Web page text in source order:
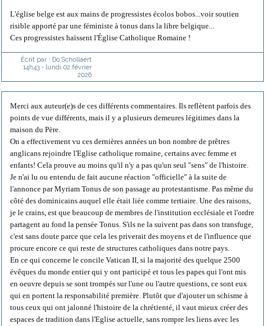
L'église belge est aux mains de progressistes écolos bobos...voir soutien
risible apporté par une féministe à tonus dans la libre belgique...
Ces progressistes haïssent l'Église Catholique Romaine !
Écrit par : Do Schollaert
14h43- lundi 02 février
2026
Merci aux auteur(e)s de ces différents commentaires. Ils reflètent parfois des
points de vue différents, mais il y a plusieurs demeures légitimes dans la
maison du Père.
On a effectivement vu ces dernières années un bon nombre de prêtres
anglicans rejoindre l'Eglise catholique romaine, certains avec femme et
enfants! Cela prouve au moins qu'il n'y a pas qu'un seul "sens" de l'histoire.
Je n'ai lu ou entendu de fait aucune réaction "officielle" à la suite de
l'annonce par Myriam Tonus de son passage au protestantisme. Pas même du
côté des dominicains auquel elle était liée comme tertiaire. Une des raisons,
je le crains, est que beaucoup de membres de l'institution ecclésiale et l'ordre
partagent au fond la pensée Tonus. S'ils ne la suivent pas dans son transfuge,
c'est sans doute parce que cela les priverait des moyens et de l'influence que
procure encore ce qui reste de structures catholiques dans notre pays.
En ce qui concerne le concile Vatican II, si la majorité des quelque 2500
évêques du monde entier qui y ont participé et tous les papes qui l'ont mis
en oeuvre depuis se sont trompés sur l'une ou l'autre questions, ce sont eux
qui en portent la responsabilité première. Plutôt que d'ajouter un schisme à
tous ceux qui ont jalonné l'histoire de la chrétienté, il vaut mieux créer des
espaces de tradition dans l'Eglise actuelle, sans rompre les liens avec les